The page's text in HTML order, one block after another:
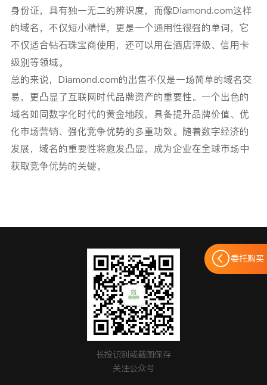
身份证，具有独一无二的辨识度，而像Diamond.com这样
的域名， 不仅短小精悍，更是一个通用性很强的单词， 它
不仅适合钻石珠宝商使用，还可以用在酒店评级、信用卡
级别等领域。
总的来说，Diamond.com的出售不仅是一场简单的域名交
易，更凸显了互联网时代品牌资产的重要性。一个出色的
域名如同数字化时代的黄金地段，具备提升品牌价值、优
化市场营销、强化竞争优势的多重功效。 随着数字经济的
发展，域名的重要性将愈发凸显，成为企业在全球市场中
获取竞争优势的关键。
长按识别或截图保存
关注公众号
委托购买